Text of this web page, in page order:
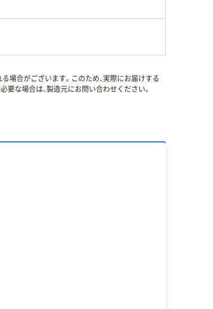
場合がございます。このため、実際にお届けする
な場合は、製造元にお問い合わせください。